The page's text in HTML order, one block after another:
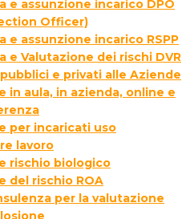
e assunzione incarico DPO
Officer)
e assunzione incarico RSPP
e Valutazione dei rischi DVR
e privati alle Aziende
in aula, in azienda, online e
per incaricati uso
lavoro
rischio biologico
del rischio ROA
per la valutazione